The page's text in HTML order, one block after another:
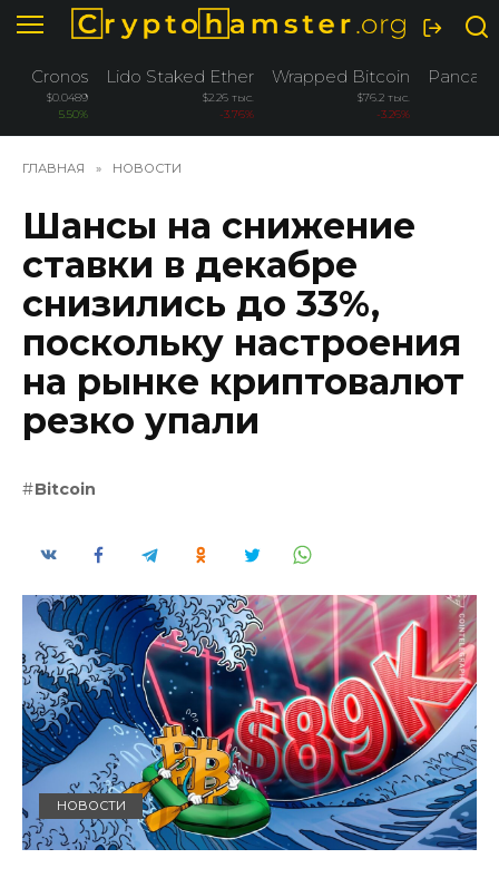
Перейти
содержанию
Cronos
$0.0489
5.50%
Lido Staked Ether
$2.26 тыс.
-3.76%
Wrapped Bitcoin
$76.2 тыс.
-3.26%
ГЛАВНАЯ » НОВОСТИ
Шансы на снижение
ставки в декабре
снизились до 33%,
поскольку настроения
на рынке криптовалют
резко упали
Bitcoin
НОВОСТИ